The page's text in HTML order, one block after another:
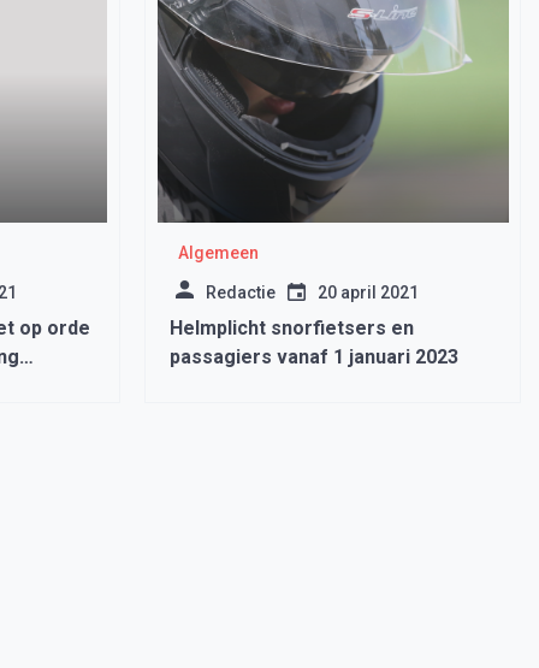
op orde
Algemeen
Redactie 20 april 2021
Helmplicht snorfietsers en
passagiers vanaf 1 januari 2023